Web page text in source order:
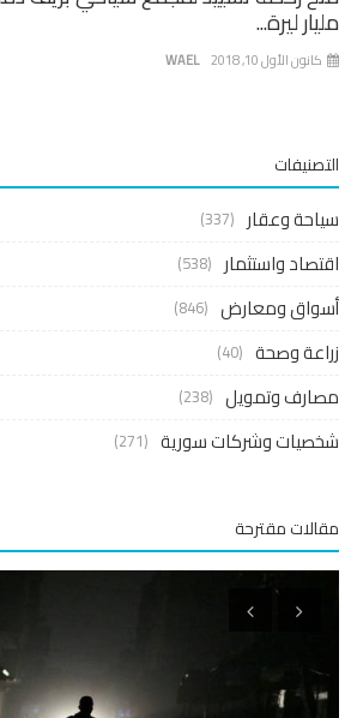
ليرة...
WAEL الأول 10, 2018
وعقار (337)
واستثمار (538)
ومعارض (846)
وصحة (40)
وتمويل (238)
وشركات سورية (271)
مقترحة